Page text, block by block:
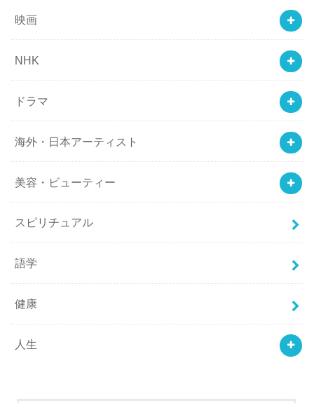
映画
NHK
ドラマ
海外・日本アーティスト
美容・ビューティー
スピリチュアル
語学
健康
人生